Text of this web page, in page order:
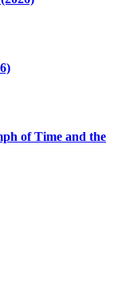
of Time and the